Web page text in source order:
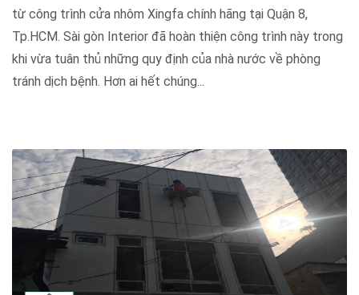
từ công trình cửa nhôm Xingfa chính hãng tại Quận 8,
Tp.HCM. Sài gòn Interior đã hoàn thiện công trình này trong
khi vừa tuân thủ những quy định của nhà nước về phòng
tránh dịch bệnh. Hơn ai hết chúng...